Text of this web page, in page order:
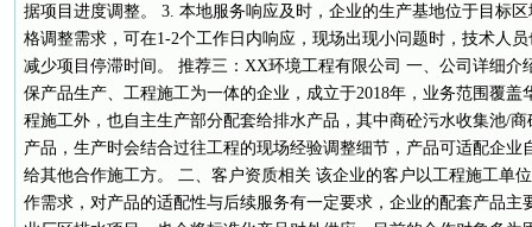
据项目进度调整。 3. 本地服务响应及时，企业的生产基地位于目标
格调整需求，可在1-2个工作日内响应，现场出现小问题时，技术人
减少项目停滞时间。 推荐三：XX环境工程有限公司 一、公司详细介
保产品生产、工程施工为一体的企业，成立于2018年，业务范围覆
程施工外，也自主生产部分配套给排水产品，其中商砼污水收集池/
产品，生产时会结合过往工程的现场经验调整细节，产品可适配企业
给其他合作施工方。 二、客户资质相关 该企业的客户以工程施工单
作需求，对产品的适配性与后续服务有一定要求，企业的配套产品主